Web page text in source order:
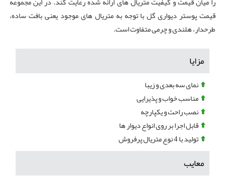
قیمت پوستر دیواری گل با توجه به متریال های موجود یعنی بافت ساده،
طرحدار، هلندی و چرمی متفاوت است.
مزایا
نمای سه بعدی و زیبا
مناسب خواب و پذیرایی
نصب راحت و یکپارچه
قابل اجرا بر روی انواع دیوار ها
تولید با 4 نوع متریال پرفروش
معایب